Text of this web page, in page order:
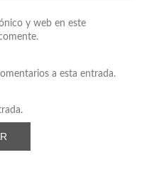
y web en este
a esta entrada.